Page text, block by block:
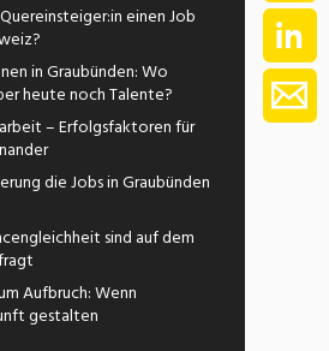
einen Job
in Graubünden: Wo
heute noch Talente?
– Erfolgsfaktoren für
die Jobs in Graubünden
sind auf dem
Aufbruch: Wenn
gestalten